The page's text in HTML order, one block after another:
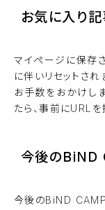
お気に入り
マイページに保存
に伴いリセットされ
お手数をおかけし
たら、事前にURLを
今後のBiND
今後のBiND CAMP